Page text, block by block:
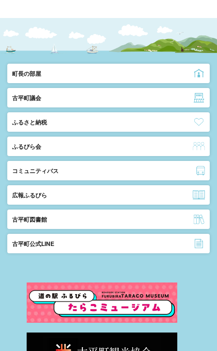
町長の部屋
古平町議会
ふるさと納税
ふるびら会
コミュニティバス
広報ふるびら
古平町図書館
古平町公式LINE